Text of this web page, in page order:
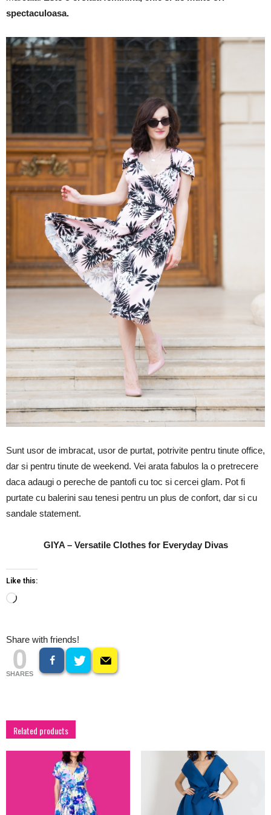
spectaculoasa.
Sunt usor de imbracat, usor de purtat, potrivite pentru tinute office,
dar si pentru tinute de weekend. Vei arata fabulos la o pretrecere
daca adaugi o pereche de pantofi cu toc si cercei glam. Pot fi
purtate cu balerini sau tenesi pentru un plus de confort, dar si cu
sandale statement.
GIYA – Versatile Clothes for Everyday Divas
Like this:
Loading…
Share with friends!
0
SHARES
Related products